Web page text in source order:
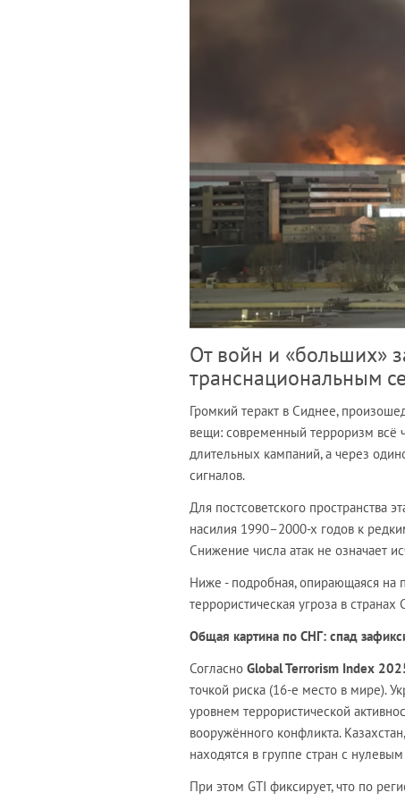
От войн и «больших»
транснациональным
Громкий теракт в Сиднее,
вещи: современный терроризм всё
длительных кампаний, а через
сигналов.
Для постсоветского пространства
насилия 1990–2000-х годов к
Снижение числа атак не означает
Ниже - подробная, опирающаяся на
террористическая угроза в
Общая картина по СНГ: спад
Согласно Global Terrorism Index
точкой риска (16-е место в мире).
уровнем террористической
вооружённого конфликта.
находятся в группе стран с
При этом GTI фиксирует, что по